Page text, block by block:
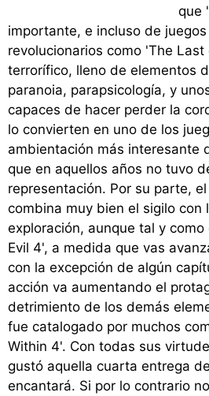
que
importante, e incluso de
revolucionarios como 'The
terrorífico, lleno de elementos
paranoia, parapsicología, y
capaces de hacer perder la
lo convierten en uno de los
ambientación más interesante
que en aquellos años no tuvo
representación. Por su parte,
combina muy bien el sigilo con
exploración, aunque tal y
Evil 4', a medida que vas
con la excepción de algún
acción va aumentando el
detrimiento de los demás
fue catalogado por muchos
Within 4'. Con todas sus
gustó aquella cuarta entrega
encantará. Si por lo contrario